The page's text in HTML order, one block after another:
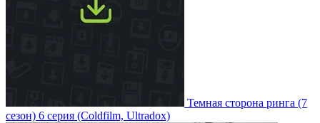
Темная сторона ринга (7
сезон) 6 серия (Coldfilm, Ultradox)